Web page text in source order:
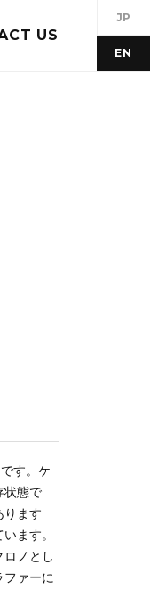
US
JP
EN
す。ケ
状態で
ります
ます。
ノとし
ファーに